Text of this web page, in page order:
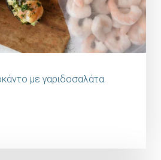
με γαριδοσαλάτα